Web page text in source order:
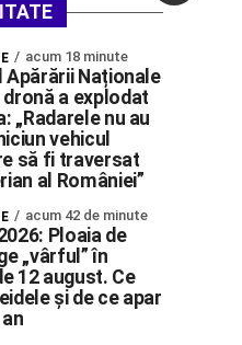
acum 18 minute
Apărării Naționale
dronă a explodat
„Radarele nu au
vehicul
să fi traversat
al României”
acum 42 de minute
Ploaia de
„vârful” în
12 august. Ce
și de ce apar